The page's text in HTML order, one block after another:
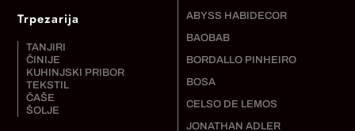
Trpezarija
TANJIRI
ČINIJE
KUHINJSKI PRIBOR
TEKSTIL
ČAŠE
ŠOLJE
ABYSS HABIDECOR
BAOBAB
BORDALLO PINHEIRO
BOSA
CELSO DE LEMOS
JONATHAN ADLER